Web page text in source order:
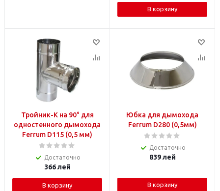
В корзину
Тройник-К на 90° для
одностенного дымохода
Ferrum D115 (0,5 мм)
Достаточно
366лей
В корзину
Юбка для дымохода
Ferrum D280 (0,5мм)
Достаточно
839лей
В корзину